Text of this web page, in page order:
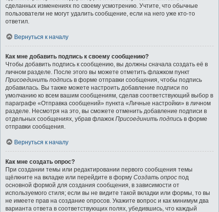
сделанных изменениях по своему усмотрению. Учтите, что обычные
пользователи не могут удалить сообщение, если на него уже кто-то
ответил.
Вернуться к началу
Как мне добавить подпись к своему сообщению?
Чтобы добавить подпись к сообщению, вы должны сначала создать её в
личном разделе. После этого вы можете отметить флажком пункт
Присоединить подпись в форме отправки сообщения, чтобы подпись
добавилась. Вы также можете настроить добавление подписи по
умолчанию ко всем вашим сообщениям, сделав соответствующий выбор в
параграфе «Отправка сообщений» пункта «Личные настройки» в личном
разделе. Несмотря на это, вы сможете отменить добавление подписи в
отдельных сообщениях, убрав флажок Присоединить подпись в форме
отправки сообщения.
Вернуться к началу
Как мне создать опрос?
При создании темы или редактировании первого сообщения темы
щёлкните на вкладке или перейдите в форму Создать опрос под
основной формой для создания сообщения, в зависимости от
используемого стиля; если вы не видите такой вкладки или формы, то вы
не имеете прав на создание опросов. Укажите вопрос и как минимум два
варианта ответа в соответствующих полях, убедившись, что каждый